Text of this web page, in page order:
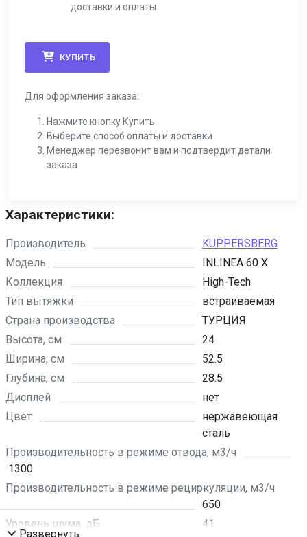
доставки и оплаты
КУПИТЬ
Для оформления заказа:
Нажмите кнопку Купить
Выберите способ оплаты и доставки
Менеджер перезвонит вам и подтвердит детали
заказа
Характеристики:
Производитель
KUPPERSBERG
Модель
INLINEA 60 X
Коллекция
High-Tech
Тип вытяжки
встраиваемая
Страна производства
ТУРЦИЯ
Высота, см
24
Ширина, см
52.5
Глубина, см
28.5
Дисплей
нет
Цвет
нержавеющая
сталь
Производительность в режиме отвода, м3/ч
1300
Производительность в режиме рециркуляции, м3/ч
650
Уровень шума, дБ
41
Развернуть